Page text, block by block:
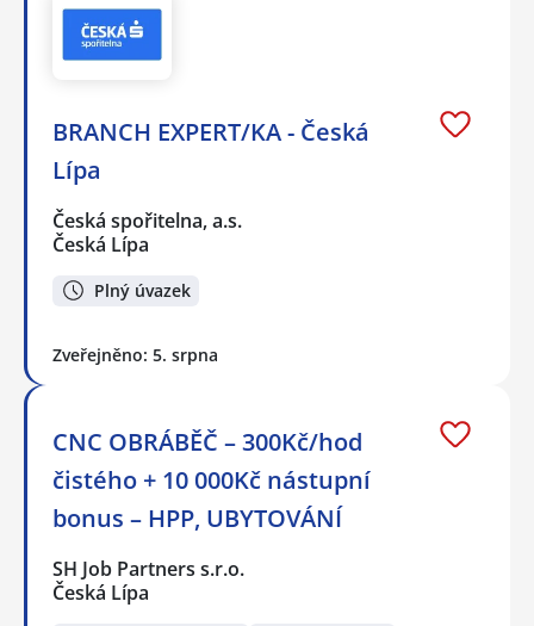
BRANCH EXPERT/KA - Česká
Lípa
Česká spořitelna, a.s.
Česká Lípa
Plný úvazek
Zveřejněno: 5. srpna
CNC OBRÁBĚČ – 300Kč/hod
čistého + 10 000Kč nástupní
bonus – HPP, UBYTOVÁNÍ
SH Job Partners s.r.o.
Česká Lípa